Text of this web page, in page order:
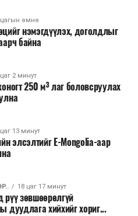
хэвшлийн түншлэлийн
тусгажээ.
нь бохир ус цэвэрлэх
байгаль орчинд аюулгүй
эрс бууруулах
температурт шатааснаар
буурч, бактери, вирус
бичил биетнийг устгах
дулааныг цахилгаан
үйлдвэрлэхэд ашиглаж
хувьд шаталтын дараа
ашигт эрдсийг сэргээн
цагын өмнө
нэмэгдүүлэх, доголдлыг
байна
2 минут
250 м³ лаг боловсруулах
13 минут
элсэлтийг E-Mongolia-аар
18 цаг 17 минут
зөвшөөрөлгүй
дуудлага хийхийг хориг...